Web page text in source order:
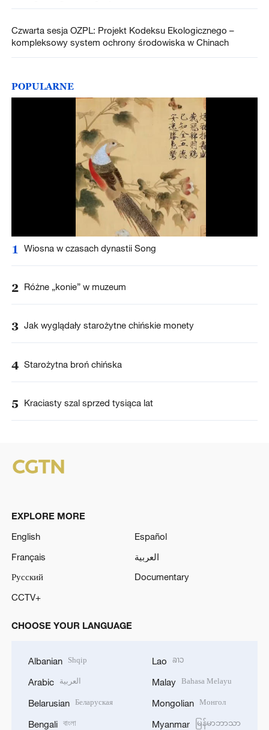
Czwarta sesja OZPL: Projekt Kodeksu Ekologicznego –
kompleksowy system ochrony środowiska w Chinach
POPULARNE
1 Wiosna w czasach dynastii Song
2 Różne „konie” w muzeum
3 Jak wyglądały starożytne chińskie monety
4 Starożytna broń chińska
5 Kraciasty szal sprzed tysiąca lat
EXPLORE MORE
English
Español
Français
العربية
Русский
Documentary
CCTV+
CHOOSE YOUR LANGUAGE
Albanian Shqip
Arabic العربية
Belarusian Беларуская
Bengali বাংলা
Lao ລາວ
Malay Bahasa Melayu
Mongolian Монгол
Myanmar မြန်မာဘာသာ